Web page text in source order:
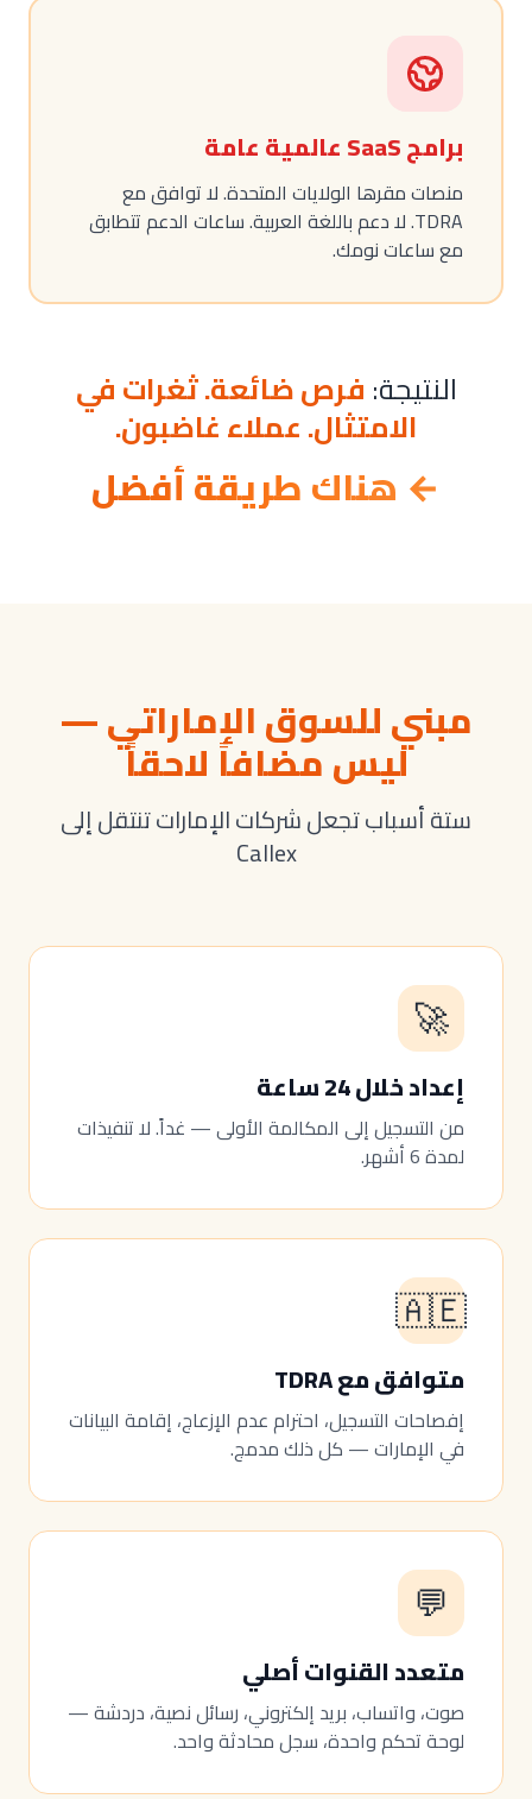
برامج SaaS عالمية عامة
منصات مقرها الولايات المتحدة. لا توافق مع
TDRA. لا دعم باللغة العربية. ساعات الدعم تتطابق
مع ساعات نومك.
النتيجة: فرص ضائعة. ثغرات في
الامتثال. عملاء غاضبون.
← هناك طريقة أفضل
مبني للسوق الإماراتي —
ليس مضافاً لاحقاً
ستة أسباب تجعل شركات الإمارات تنتقل إلى
Callex
🚀
إعداد خلال 24 ساعة
من التسجيل إلى المكالمة الأولى — غداً. لا تنفيذات
لمدة 6 أشهر.
🇦🇪
متوافق مع TDRA
إفصاحات التسجيل، احترام عدم الإزعاج، إقامة البيانات
في الإمارات — كل ذلك مدمج.
💬
متعدد القنوات أصلي
صوت، واتساب، بريد إلكتروني، رسائل نصية، دردشة —
لوحة تحكم واحدة، سجل محادثة واحد.